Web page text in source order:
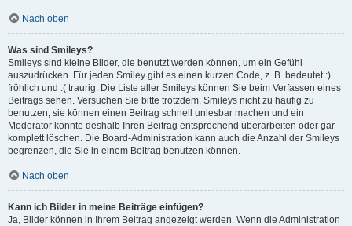
Nach oben
Was sind Smileys?
Smileys sind kleine Bilder, die benutzt werden können, um ein Gefühl
auszudrücken. Für jeden Smiley gibt es einen kurzen Code, z. B. bedeutet :)
fröhlich und :( traurig. Die Liste aller Smileys können Sie beim Verfassen eines
Beitrags sehen. Versuchen Sie bitte trotzdem, Smileys nicht zu häufig zu
benutzen, sie können einen Beitrag schnell unlesbar machen und ein
Moderator könnte deshalb Ihren Beitrag entsprechend überarbeiten oder gar
komplett löschen. Die Board-Administration kann auch die Anzahl der Smileys
begrenzen, die Sie in einem Beitrag benutzen können.
Nach oben
Kann ich Bilder in meine Beiträge einfügen?
Ja, Bilder können in Ihrem Beitrag angezeigt werden. Wenn die Administration